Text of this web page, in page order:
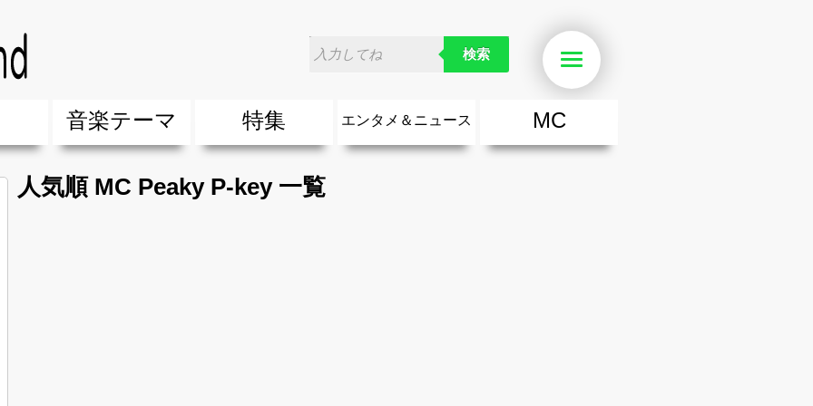
検索
人気＆おすすめ
ロニック・ダンス・ミュージック)
ジック
ジック
ティスト
ティスト
デュエット・その他
(サマーソング)
年・2017年「洋楽」の人気＆おすすめ
音楽テーマ
最新のヒット曲&流行・話題の歌
人気曲&おすすめ
音楽ランキング
ラブソング(恋愛ソング)
応援ソング
バラード・歌詞が泣ける歌
友達&友情ソング・青春ソング
スポーツ・部活応援ソング
卒業ソング&入学ソング
10、20代に人気・話題・流行・おすすめな邦楽＆洋楽
SNS・音楽アプリで10・20代に人気&おすすめな曲
勉強・試験・受験応援ソング 知識に役立つ歌
春うた&桜ソング
夏歌(サマーソング)
ハロウィンソング&秋の歌
冬歌&クリスマスソング
元気が出る歌・やる気が出る曲・明るい曲・楽しい歌・勇気が出る歌
テンションが上がる歌&盛り上がる曲
大切な人に贈る歌&ありがとうソング(感謝の歌)
お別れの曲・旅立ちの歌
パーティーソング
ドライブ音楽BGM
カラオケ
誕生日ソング&お祝いの歌
ウェディングソング・結婚式の曲
メロディ・曲の雰囲気別
音楽BGM&メドレー
学校(行事・合唱)曲
発売年代別・年齢別 人気音楽
自然音BGM・癒しの音楽(リラックス・ヒーリング)
"総"アーティスト
特集
エンタメ
エンタメ＆ニュース
音楽ニュース
エンタメニュース
MC
人気順 MC Peaky P-key 一覧